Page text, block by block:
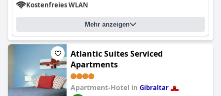
Kostenfreies WLAN
Mehr anzeigen
Atlantic Suites Serviced
Apartments
Apartment-Hotel in Gibraltar